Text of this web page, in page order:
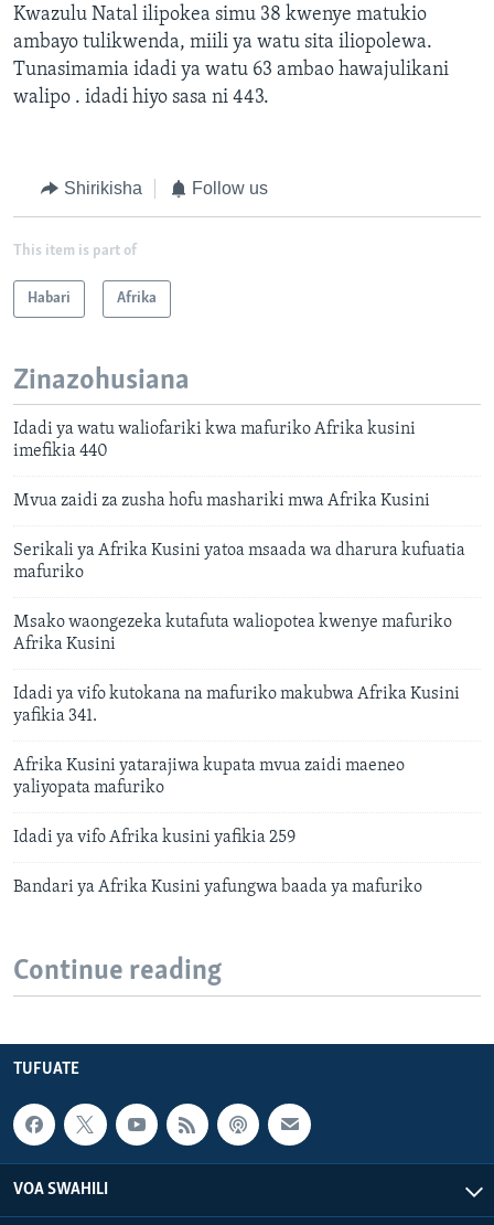
Kwazulu Natal ilipokea simu 38 kwenye matukio
ambayo tulikwenda, miili ya watu sita iliopolewa.
Tunasimamia idadi ya watu 63 ambao hawajulikani
walipo . idadi hiyo sasa ni 443.
Shirikisha Follow us
This item is part of
Habari Afrika
Zinazohusiana
Idadi ya watu waliofariki kwa mafuriko Afrika kusini
imefikia 440
Mvua zaidi za zusha hofu mashariki mwa Afrika Kusini
Serikali ya Afrika Kusini yatoa msaada wa dharura kufuatia
mafuriko
Msako waongezeka kutafuta waliopotea kwenye mafuriko
Afrika Kusini
Idadi ya vifo kutokana na mafuriko makubwa Afrika Kusini
yafikia 341.
Afrika Kusini yatarajiwa kupata mvua zaidi maeneo
yaliyopata mafuriko
Idadi ya vifo Afrika kusini yafikia 259
Bandari ya Afrika Kusini yafungwa baada ya mafuriko
Continue reading
TUFUATE
VOA SWAHILI